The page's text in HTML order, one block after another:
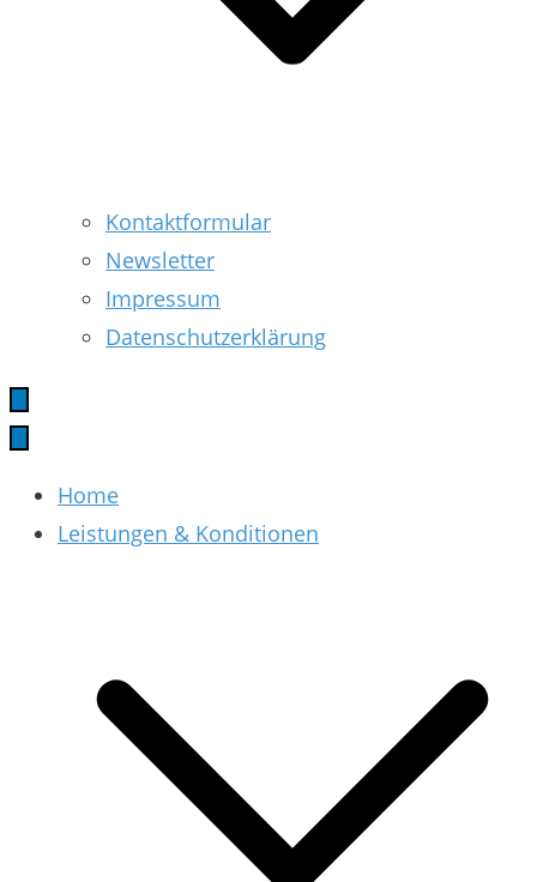
Kontaktformular
Newsletter
Impressum
Datenschutzerklärung
Home
Leistungen & Konditionen